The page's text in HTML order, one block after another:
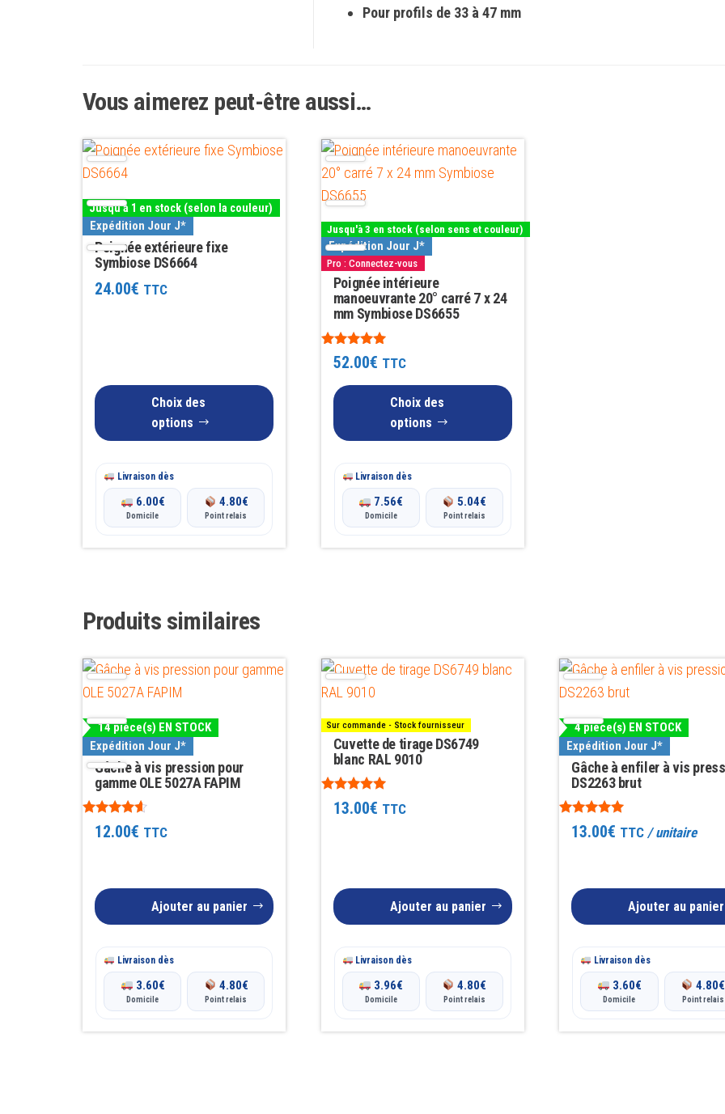
Pour profils de 33 à 47 mm
Vous aimerez peut-être aussi…
Jusqu'à 1 en stock (selon la couleur)
Expédition Jour J*
Poignée extérieure fixe
Symbiose DS6664
24.00€ TTC
Choix des
options
Ce
produit
plusieurs
variations.
Les
options
Livraison dès
6.00€
Domicile
4.80€
Point relais
Jusqu'à 3 en stock (selon sens et couleur)
Expédition Jour J*
Pro : Connectez-vous
Poignée intérieure
manoeuvrante 20° carré 7 x 24
mm Symbiose DS6655
Note
5.00
52.00€ TTC
Choix des
options
Ce
produit
a
variations.
Les
options
peuvent
être
choisies
Livraison dès
7.56€
Domicile
5.04€
Point relais
Produits similaires
14 pièce(s) EN STOCK
Expédition Jour J*
Gâche à vis pression pour
gamme OLE 5027A FAPIM
Note
4.4312.00€ TTC
Ajouter au panier
Livraison dès
3.60€
Domicile
4.80€
Point relais
Sur commande - Stock fournisseur
Cuvette de tirage DS6749
blanc RAL 9010
Note
5.0013.00€ TTC
Ajouter au panier
Livraison dès
3.96€
Domicile
4.80€
Point relais
4 pièce(s) EN STOCK
Expédition Jour J*
Gâche à enfiler à vis
DS2263 brut
Note
5.00
13.00€ TTC / unitaire
Ajouter au panier
Livraison dès
3.60€
Domicile
4.80€
Point relais